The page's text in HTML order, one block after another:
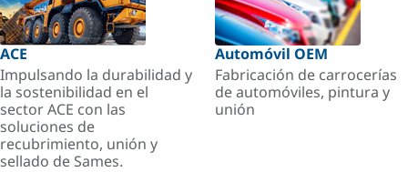
ACE
Impulsando la durabilidad y
la sostenibilidad en el
sector ACE con las
soluciones de
recubrimiento, unión y
sellado de Sames.
Automóvil OEM
Fabricación de carrocerías
de automóviles, pintura y
unión